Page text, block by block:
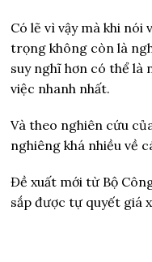
Có lẽ vì vậy mà khi nói
trọng không còn là
suy nghĩ hơn có thể là
việc nhanh nhất.
Và theo nghiên cứu
nghiêng khá nhiều về
Đề xuất mới từ Bộ
sắp được tự quyết giá